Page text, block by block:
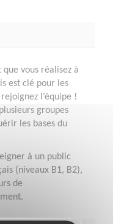
vous réalisez à
est clé pour les
l’équipe !
groupes
les bases du
à un public
(niveaux B1, B2),
de